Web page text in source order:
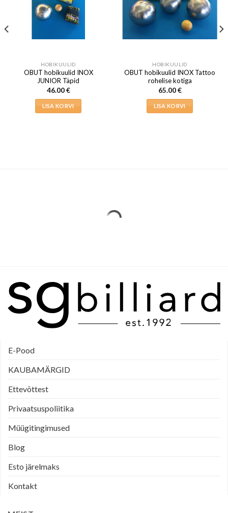
HOBIKUULID
OBUT hobikuulid INOX
JUNIOR Täpid
46.00€
LISA KORVI
HOBIKUULID
OBUT hobikuulid INOX Tattoo
rohelise kotiga
65.00€
LISA KORVI
E-Pood
KAUBAMÄRGID
Ettevõttest
Privaatsuspoliitika
Müügitingimused
Blog
Esto järelmaks
Kontakt